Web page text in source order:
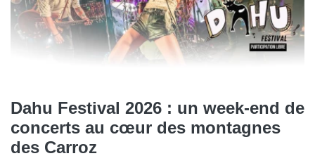
Dahu Festival 2026 : un week-end de
concerts au cœur des montagnes
des Carroz